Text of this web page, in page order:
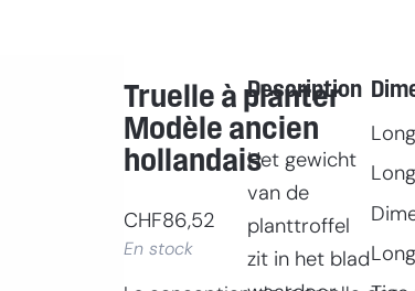
Truelle à planter
Modèle ancien
hollandais
CHF86,52
En stock
Description
Het gewicht
van de
planttroffel
zit in het blad